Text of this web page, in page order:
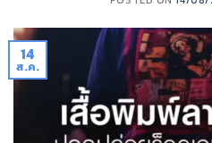
14
ส.ค.